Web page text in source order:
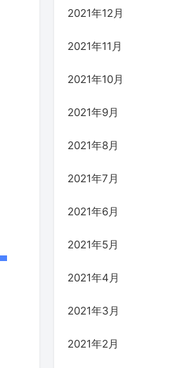
2021年12月
2021年11月
2021年10月
2021年9月
2021年8月
2021年7月
2021年6月
2021年5月
2021年4月
2021年3月
2021年2月